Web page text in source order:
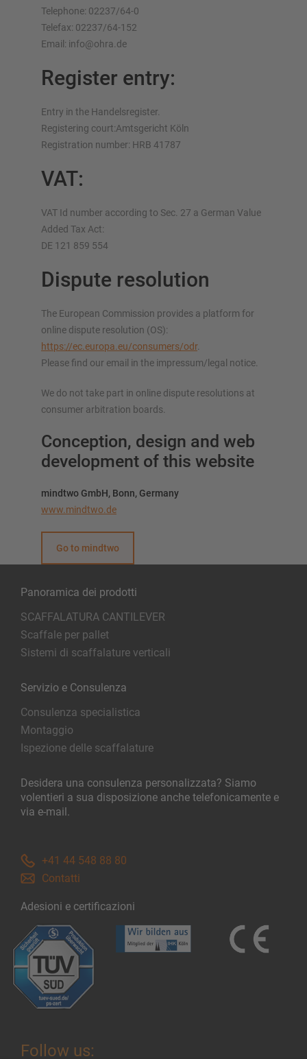
Telephone: 02237/64-0
Telefax: 02237/64-152
Email: info@ohra.de
Register entry:
Entry in the Handelsregister.
Registering court:Amtsgericht Köln
Registration number: HRB 41787
VAT:
VAT Id number according to Sec. 27 a German Value
Added Tax Act:
DE 121 859 554
Dispute resolution
The European Commission provides a platform for
online dispute resolution (OS):
https://ec.europa.eu/consumers/odr.
Please find our email in the impressum/legal notice.
We do not take part in online dispute resolutions at
consumer arbitration boards.
Conception, design and web
development of this website
mindtwo GmbH, Bonn, Germany
www.mindtwo.de
Go to mindtwo
Panoramica dei prodotti
SCAFFALATURA CANTILEVER
Scaffale per pallet
Sistemi di scaffalature verticali
Servizio e Consulenza
Consulenza specialistica
Montaggio
Ispezione delle scaffalature
Desidera una consulenza personalizzata? Siamo
volentieri a sua disposizione anche telefonicamente e
via e-mail.
+41 44 548 88 80
Contatti
Adesioni e certificazioni
Follow us: